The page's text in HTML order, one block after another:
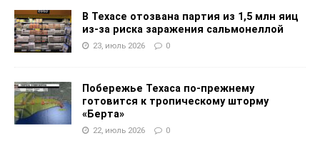
В Техасе отозвана партия из 1,5 млн яиц
из-за риска заражения сальмонеллой
23, июль 2026 0
Побережье Техаса по-прежнему
готовится к тропическому шторму
«Берта»
22, июль 2026 0